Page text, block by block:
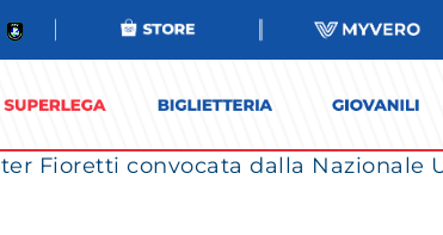
Fioretti convocata dalla Nazionale